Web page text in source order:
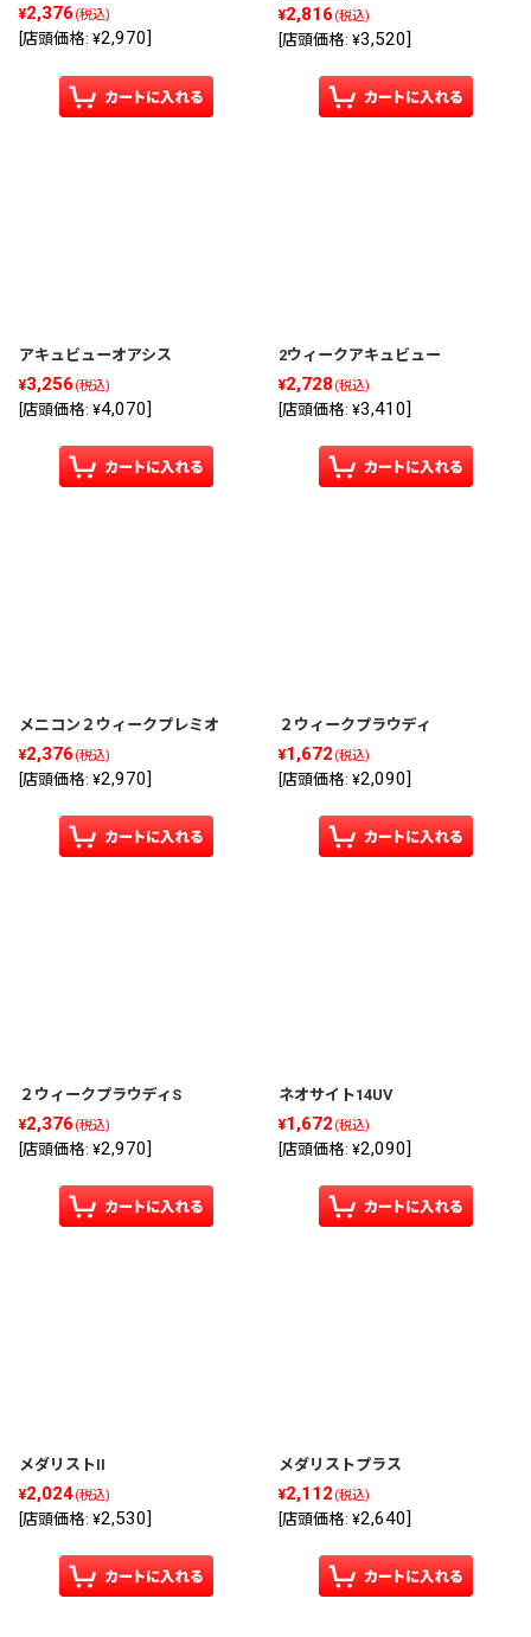
¥2,376 (税込)
[店頭価格: ¥2,970]
¥2,816 (税込)
店頭価格: ¥3,520]
アキュビューオアシス
¥3,256 (税込)
店頭価格: ¥4,070]
2ウィークアキュビュー
¥2,728 (税込)
店頭価格: ¥3,410]
メニコン２ウィークプレミオ
¥2,376 (税込)
店頭価格: ¥2,970]
２ウィークプラウディ
¥1,672 (税込)
店頭価格: ¥2,090]
２ウィークプラウディS
¥2,376 (税込)
店頭価格: ¥2,970]
ネオサイト14UV
¥1,672 (税込)
店頭価格: ¥2,090]
メダリストII
¥2,024(税込)
店頭価格: ¥2,530]
メダリストプラス
¥2,112 (税込)
店頭価格: ¥2,640]